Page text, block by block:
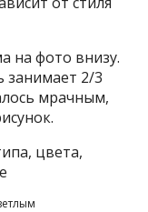
на фото внизу.
занимает 2/3
мрачным,